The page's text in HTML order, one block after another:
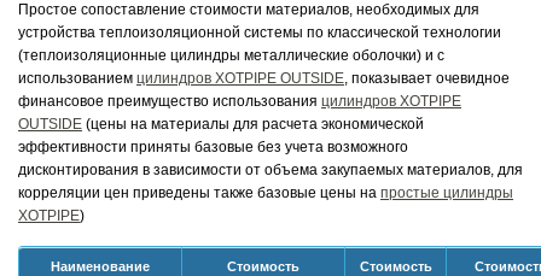
Простое сопоставление стоимости материалов, необходимых для
устройства теплоизоляционной системы по классической технологии
(теплоизоляционные цилиндры металлические оболочки) и с
использованием цилиндров XOTPIPE OUTSIDE, показывает очевидное
финансовое преимущество использования цилиндров XOTPIPE
OUTSIDE (цены на материалы для расчета экономической
эффективности приняты базовые без учета возможного
дисконтирования в зависимости от объема закупаемых материалов, для
корреляции цен приведены также базовые цены на простые цилиндры
XOTPIPE)
Наименование
Стоимость
Стоимость